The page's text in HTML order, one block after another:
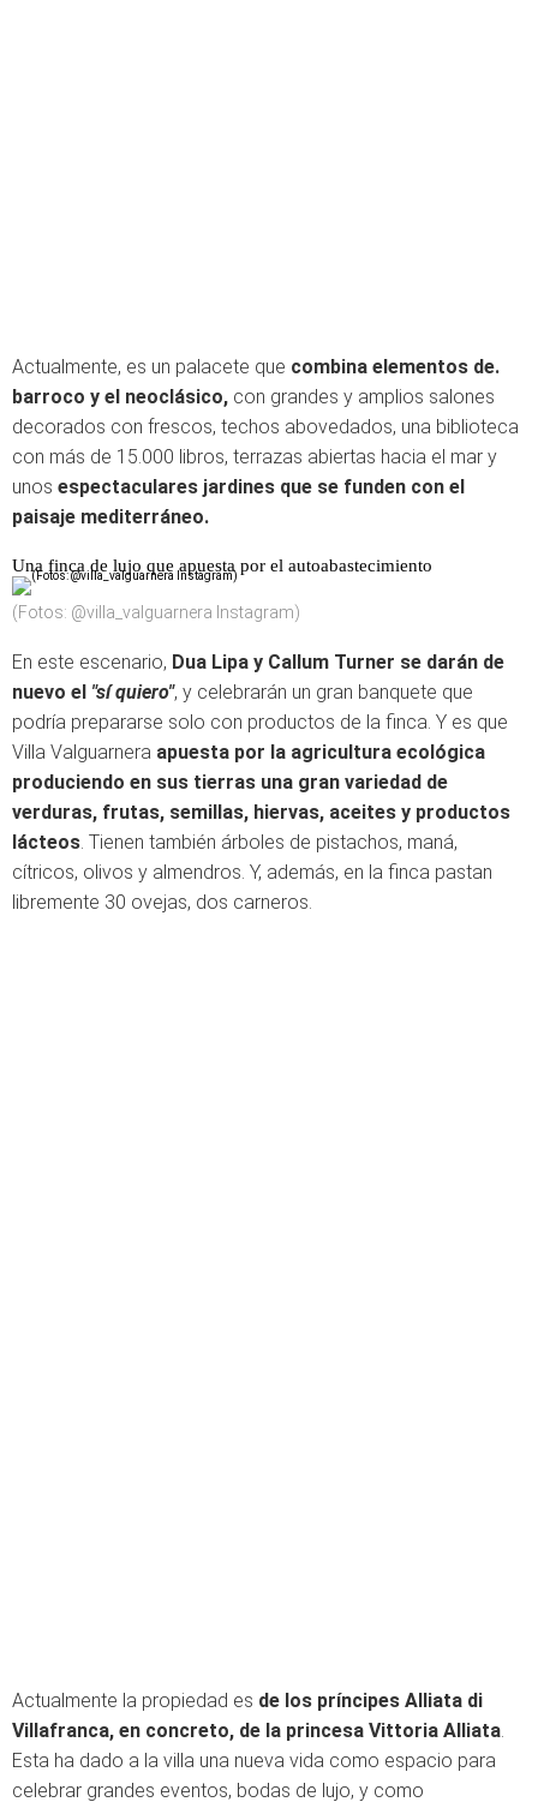
Actualmente, es un palacete que combina elementos de.
barroco y el neoclásico, con grandes y amplios salones
decorados con frescos, techos abovedados, una biblioteca
con más de 15.000 libros, terrazas abiertas hacia el mar y
unos espectaculares jardines que se funden con el
paisaje mediterráneo.
Una finca de lujo que apuesta por el autoabastecimiento
(Fotos: @villa_valguarnera Instagram)
En este escenario, Dua Lipa y Callum Turner se darán de
nuevo el "sí quiero", y celebrarán un gran banquete que
podría prepararse solo con productos de la finca. Y es que
Villa Valguarnera apuesta por la agricultura ecológica
produciendo en sus tierras una gran variedad de
verduras, frutas, semillas, hiervas, aceites y productos
lácteos. Tienen también árboles de pistachos, maná,
cítricos, olivos y almendros. Y, además, en la finca pastan
libremente 30 ovejas, dos carneros.
Actualmente la propiedad es de los príncipes Alliata di
Villafranca, en concreto, de la princesa Vittoria Alliata.
Esta ha dado a la villa una nueva vida como espacio para
celebrar grandes eventos, bodas de lujo, y como